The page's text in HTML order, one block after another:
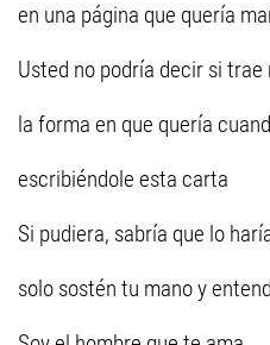
en una página que quería
Usted no podría decir si trae
la forma en que quería
escribiéndole esta carta
Si pudiera, sabría que lo
solo sostén tu mano y